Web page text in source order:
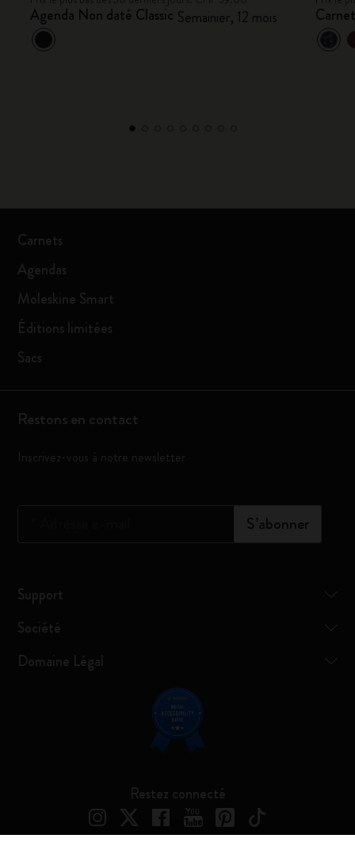
Agenda Non daté Classic Semainier, 12 mois
Carnets
Agendas
Moleskine Smart
Éditions limitées
Sacs
Restons en contact
Inscrivez-vous à notre newsletter
S’abonner
Support
Société
Domaine Légal
Restez connecté